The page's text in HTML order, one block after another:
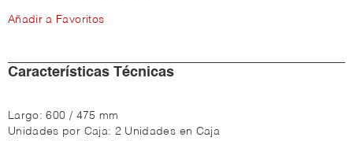
Añadir a Favoritos
Características Técnicas
Largo:600 / 475 mm
Unidades por Caja: 2 Unidades en Caja